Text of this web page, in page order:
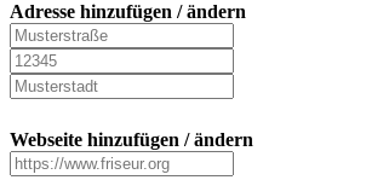
Adresse hinzufügen / ändern
Webseite hinzufügen / ändern